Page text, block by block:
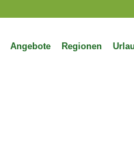
Angebote Regionen